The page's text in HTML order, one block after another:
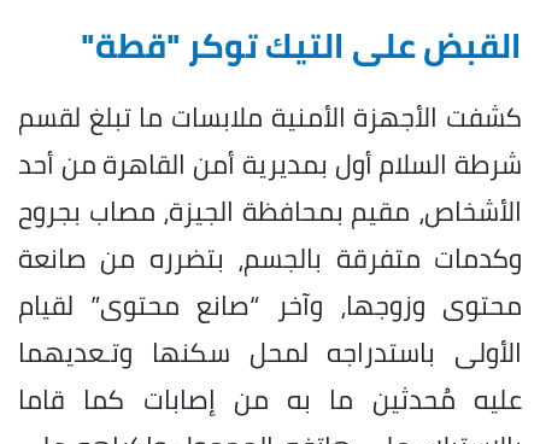
القبض على التيك توكر "قطة"
كشفت الأجهزة الأمنية ملابسات ما تبلغ لقسم
شرطة السلام أول بمديرية أمن القاهرة من أحد
الأشخاص، مقيم بمحافظة الجيزة، مصاب بجروح
وكدمات متفرقة بالجسم، بتضرره من صانعة
محتوى وزوجها، وآخر “صانع محتوى” لقيام
الأولى باستدراجه لمحل سكنها وتـعديهما
عليه مُحدثين ما به من إصابات كما قاما